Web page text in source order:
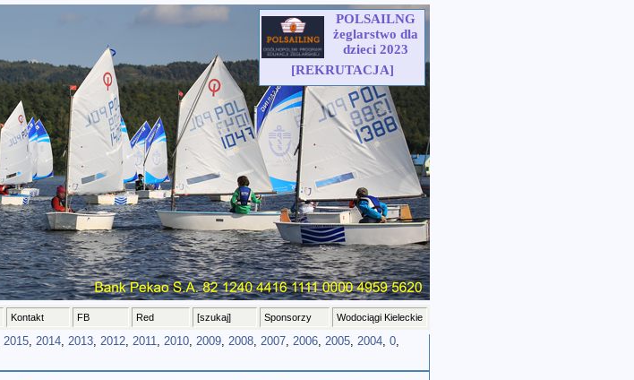
POLSAILNG
żeglarstwo dla
dzieci 2023
[REKRUTACJA]
Kontakt FB Red [szukaj] Sponsorzy Wodociągi Kieleckie
2015, 2014, 2013, 2012, 2011, 2010, 2009, 2008, 2007, 2006, 2005, 2004, 0,